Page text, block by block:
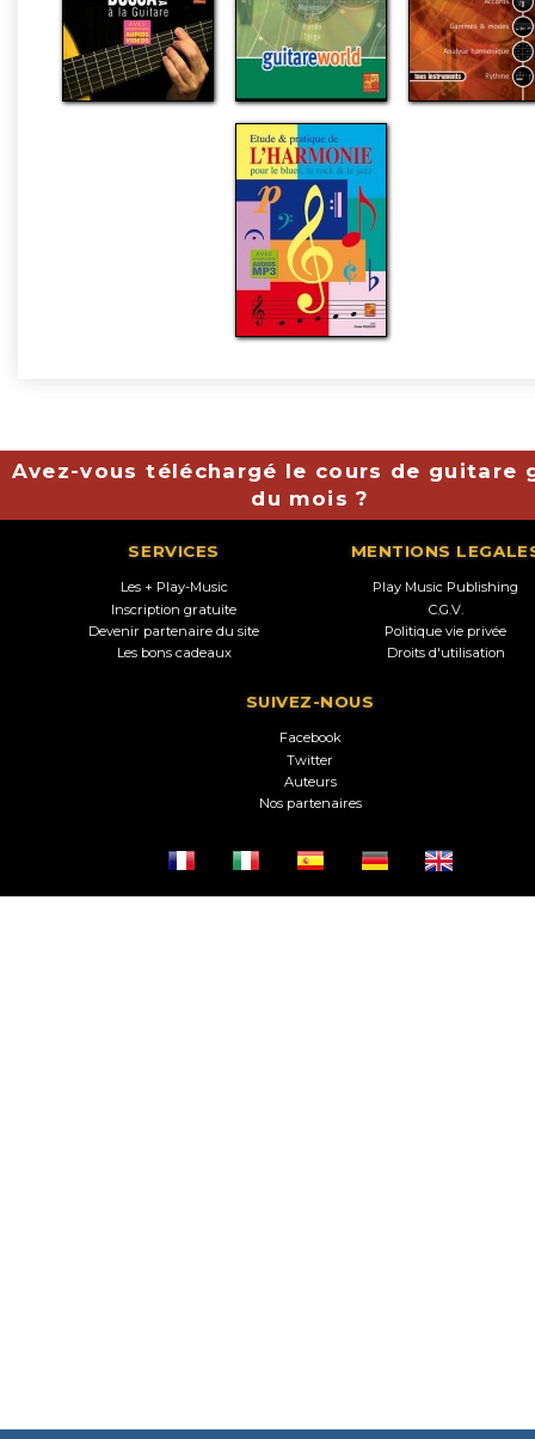
Avez-vous téléchargé le cours de guitare
du mois ?
SERVICES
Les + Play-Music
Inscription gratuite
Devenir partenaire du site
Les bons cadeaux
MENTIONS
Play Music Publishing
C.G.V.
Politique vie privée
Droits d'utilisation
SUIVEZ-NOUS
Facebook
Twitter
Auteurs
Nos partenaires